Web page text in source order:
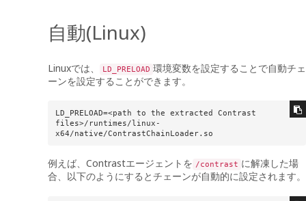
自動(Linux)
Linuxでは、 LD_PRELOAD 環境変数を設定することで自動チェ
ーンを設定することができます。
LD_PRELOAD=<path to the extracted Contrast
files>/runtimes/linux-
x64/native/ContrastChainLoader.so
例えば、Contrastエージェントを /contrast に解凍した場
合、以下のようにするとチェーンが自動的に設定されます。